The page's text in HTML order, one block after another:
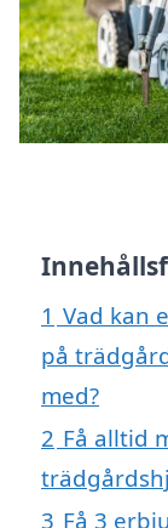
1 Vad kan
på
med?
2 Få alltid
3 Få 3